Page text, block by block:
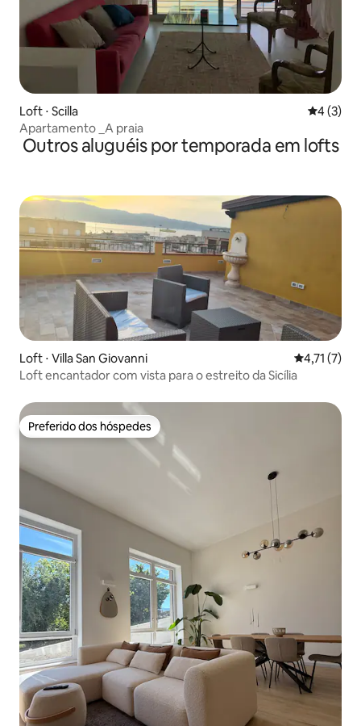
Loft ⋅ Scilla 4 de
4 (3)
Apartamento _A praia
Outros aluguéis por temporada em lofts
Loft ⋅ Villa San Giovanni 4,71 de
4,71 (7)
Loft encantador com vista para o estreito da Sicília
Preferido dos hóspedes
Preferido dos hóspedes